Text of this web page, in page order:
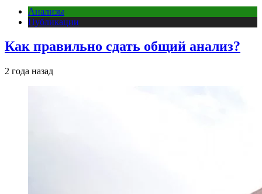
Анализы
Публикации
Как правильно сдать общий анализ?
2 года назад